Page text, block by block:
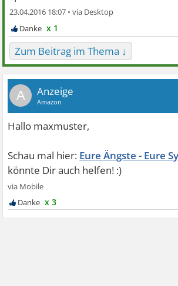
23.04.2016 18:07 •
x 1
Zum Beitrag im Thema ↓
A
Eure Ängste - Eure
x 3